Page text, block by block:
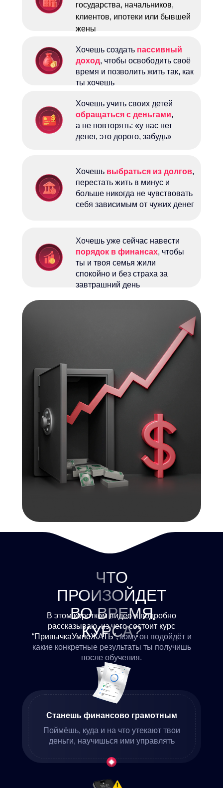
Хочешь создать пассивный
доход, чтобы освободить своё
время и позволить жить так, как
ты хочешь
Хочешь учить своих детей
обращаться с деньгами,
а не повторять: «у нас нет
денег, это дорого, забудь»
Хочешь выбраться из долгов,
перестать жить в минус и
больше никогда не чувствовать
себя зависимым от чужих денег
Хочешь уже сейчас навести
порядок в финансах, чтобы
ты и твоя семья жили
спокойно и без страха за
завтрашний день
государства, начальников,
клиентов, ипотеки или бывшей
жены
ЧТО
ПРОИЗОЙДЕТ
ВО ВРЕМЯ
КУРСА?
В этом коротком видео я подробно
рассказываю, из чего состоит курс
“ПривычкаУмноЖАТЬ”,кому он подойдёт и
какие конкретные результаты ты получишь
после обучения.
Станешь финансово грамотным
Поймёшь, куда и на что утекают твои
деньги, научишься ими управлять